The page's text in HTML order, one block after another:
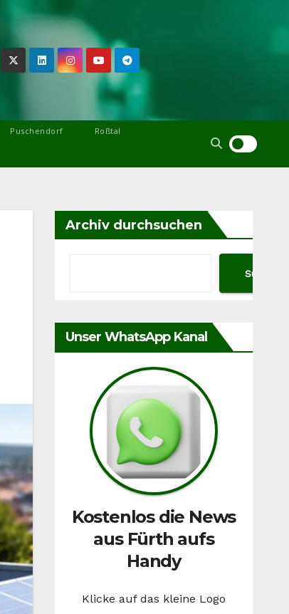
Puschendorf Roßtal
Archiv durchsuchen
Suchen
Unser WhatsApp Kanal
Kostenlos die News
aus Fürth aufs
Handy
Klicke auf das kleine Logo